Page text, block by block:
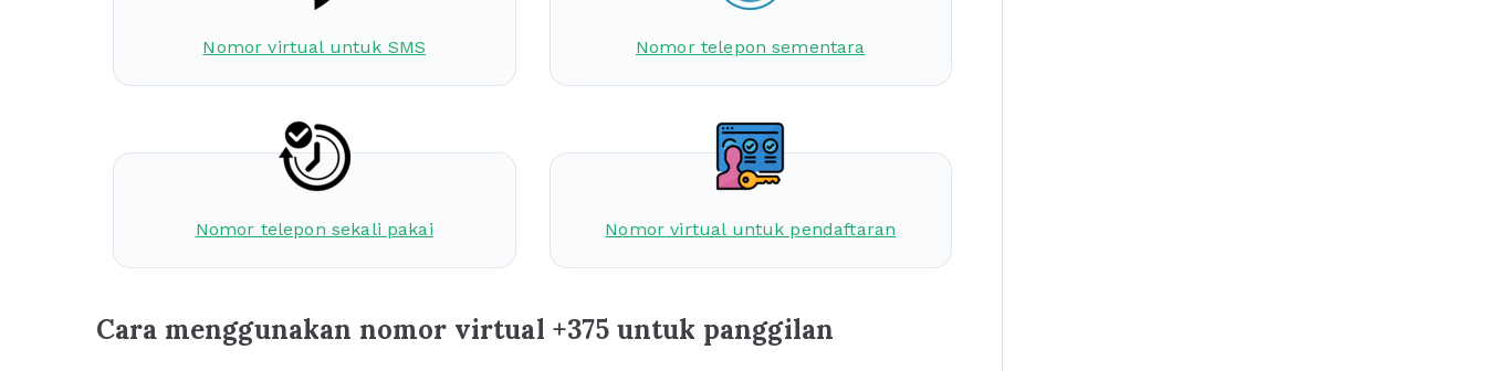
Nomor virtual untuk SMS Nomor telepon sementara
Nomor telepon sekali pakai Nomor virtual untuk pendaftaran
Cara menggunakan nomor virtual +375 untuk panggilan